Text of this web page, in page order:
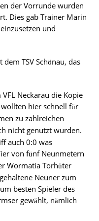
der Vorrunde wurden
Dies gab Trainer Marin
und
TSV Schönau, das
Neckarau die Kopie
hier schnell für
zu zahlreichen
nicht genutzt wurden.
auch 0:0 was
von fünf Neunmetern
Wormatia Torhüter
Neuner zum
besten Spieler des
gewählt, nämlich